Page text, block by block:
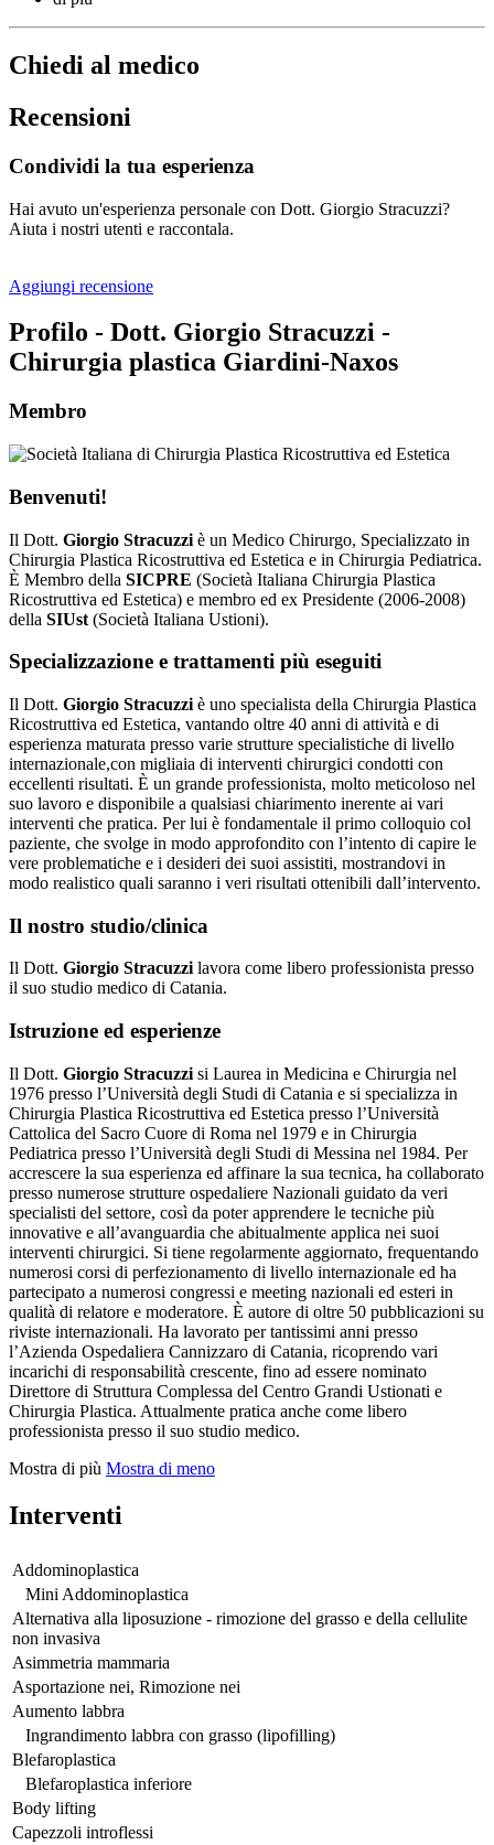
Chiedi al medico
Recensioni
Condividi la tua esperienza
Hai avuto un'esperienza personale con Dott. Giorgio Stracuzzi?
Aiuta i nostri utenti e raccontala.
Aggiungi recensione
Profilo - Dott. Giorgio Stracuzzi -
Chirurgia plastica Giardini-Naxos
Membro
Benvenuti!
Il Dott. Giorgio Stracuzzi è un Medico Chirurgo, Specializzato in
Chirurgia Plastica Ricostruttiva ed Estetica e in Chirurgia Pediatrica.
È Membro della SICPRE (Società Italiana Chirurgia Plastica
Ricostruttiva ed Estetica) e membro ed ex Presidente (2006-2008)
della SIUst (Società Italiana Ustioni).
Specializzazione e trattamenti più eseguiti
Il Dott. Giorgio Stracuzzi è uno specialista della Chirurgia Plastica
Ricostruttiva ed Estetica, vantando oltre 40 anni di attività e di
esperienza maturata presso varie strutture specialistiche di livello
internazionale,con migliaia di interventi chirurgici condotti con
eccellenti risultati. È un grande professionista, molto meticoloso nel
suo lavoro e disponibile a qualsiasi chiarimento inerente ai vari
interventi che pratica. Per lui è fondamentale il primo colloquio col
paziente, che svolge in modo approfondito con l’intento di capire le
vere problematiche e i desideri dei suoi assistiti, mostrandovi in
modo realistico quali saranno i veri risultati ottenibili dall’intervento.
Il nostro studio/clinica
Il Dott. Giorgio Stracuzzi lavora come libero professionista presso
il suo studio medico di Catania.
Istruzione ed esperienze
Il Dott. Giorgio Stracuzzi si Laurea in Medicina e Chirurgia nel
1976 presso l’Università degli Studi di Catania e si specializza in
Chirurgia Plastica Ricostruttiva ed Estetica presso l’Università
Cattolica del Sacro Cuore di Roma nel 1979 e in Chirurgia
Pediatrica presso l’Università degli Studi di Messina nel 1984. Per
accrescere la sua esperienza ed affinare la sua tecnica, ha collaborato
presso numerose strutture ospedaliere Nazionali guidato da veri
specialisti del settore, così da poter apprendere le tecniche più
innovative e all’avanguardia che abitualmente applica nei suoi
interventi chirurgici. Si tiene regolarmente aggiornato, frequentando
numerosi corsi di perfezionamento di livello internazionale ed ha
partecipato a numerosi congressi e meeting nazionali ed esteri in
qualità di relatore e moderatore. È autore di oltre 50 pubblicazioni su
riviste internazionali. Ha lavorato per tantissimi anni presso
l’Azienda Ospedaliera Cannizzaro di Catania, ricoprendo vari
incarichi di responsabilità crescente, fino ad essere nominato
Direttore di Struttura Complessa del Centro Grandi Ustionati e
Chirurgia Plastica. Attualmente pratica anche come libero
professionista presso il suo studio medico.
Mostra di più Mostra di meno
Interventi
Addominoplastica
Mini Addominoplastica
Alternativa alla liposuzione - rimozione del grasso e della cellulite
non invasiva
Asimmetria mammaria
Asportazione nei, Rimozione nei
Aumento labbra
Ingrandimento labbra con grasso (lipofilling)
Blefaroplastica
Blefaroplastica inferiore
Body lifting
Capezzoli introflessi